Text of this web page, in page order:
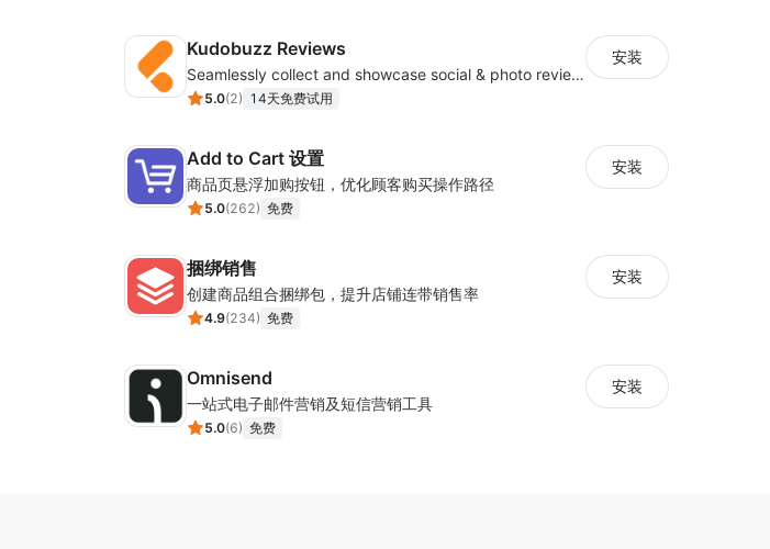
Kudobuzz Reviews
Seamlessly collect and showcase social & photo reviews to boost organic traffic
5.0(2) 14天免费试用
安装
Add to Cart 设置
商品页悬浮加购按钮，优化顾客购买操作路径
5.0(262) 免费
安装
捆绑销售
创建商品组合捆绑包，提升店铺连带销售率
4.9(234) 免费
安装
Omnisend
一站式电子邮件营销及短信营销工具
5.0(6) 免费
安装